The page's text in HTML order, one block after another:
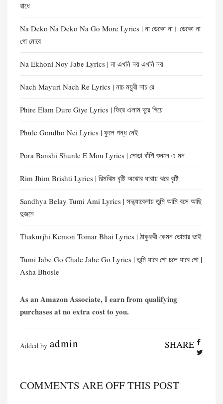
রাধে
Na Deko Na Deko Na Go More Lyrics | না ডেকো না। ডেকো না
গো মোরে
Na Ekhoni Noy Jabe Lyrics | না এখনি নয় এখনি নয়
Nach Mayuri Nach Re Lyrics | নাচ ময়ুরী নাচ রে
Phire Elam Dure Giye Lyrics | ফিরে এলাম দূরে গিয়ে
Phule Gondho Nei Lyrics | ফুলে গন্ধ নেই
Pora Banshi Shunle E Mon Lyrics | পোড়া বাঁশি শুনলে এ মন
Rim Jhim Brishti Lyrics | রিমঝিম বৃষ্টি অঝোর ধারায় ঝরে বৃষ্টি
Sandhya Belay Tumi Ami Lyrics | সন্ধ্যাবেলায় তুমি আমি বসে আছি
দুজনে
Thakurjhi Kemon Tomar Bhai Lyrics | ঠাকুরঝী কেমন তোমার ভাই
Tumi Jabe Go Chale Jabe Go Lyrics | তুমি যাবে গো চলে যাবে গো |
Asha Bhosle
As an Amazon Associate, I earn from qualifying
purchases at no extra cost to you.
Added by admin SHARE
COMMENTS ARE OFF THIS POST